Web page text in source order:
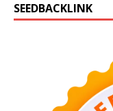
SEEDBACKLINK